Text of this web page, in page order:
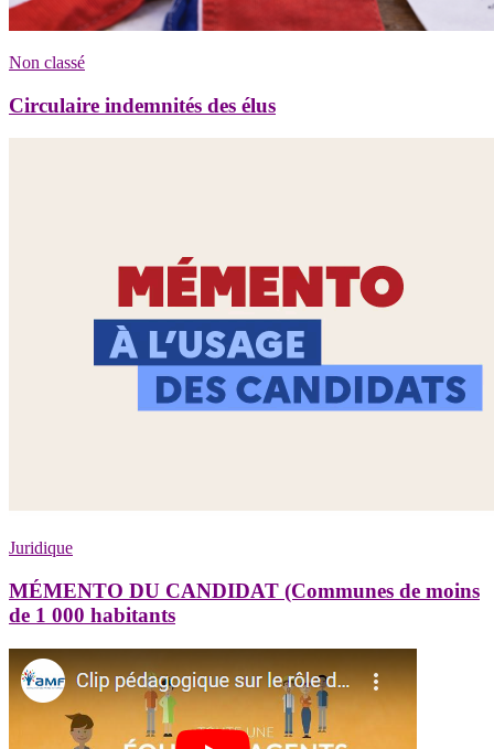
Non classé
Circulaire indemnités des élus
Juridique
MÉMENTO DU CANDIDAT (Communes de moins
de 1 000 habitants